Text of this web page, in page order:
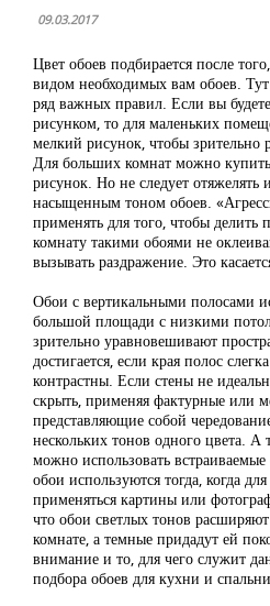
09.03.2017
Цвет обоев подбирается после
видом необходимых вам обоев.
ряд важных правил. Если вы
рисунком, то для маленьких
мелкий рисунок, чтобы зрительно
Для больших комнат можно
рисунок. Но не следует отяжелять
насыщенным тоном обоев.
применять для того, чтобы делить
комнату такими обоями не
вызывать раздражение. Это
Обои с вертикальными полосами
большой площади с низкими
зрительно уравновешивают
достигается, если края полос
контрастны. Если стены не
скрыть, применяя фактурные или
представляющие собой
нескольких тонов одного цвета. А
можно использовать
обои используются тогда, когда
применяться картины или
что обои светлых тонов
комнате, а темные придадут ей
внимание и то, для чего служит
подбора обоев для кухни и